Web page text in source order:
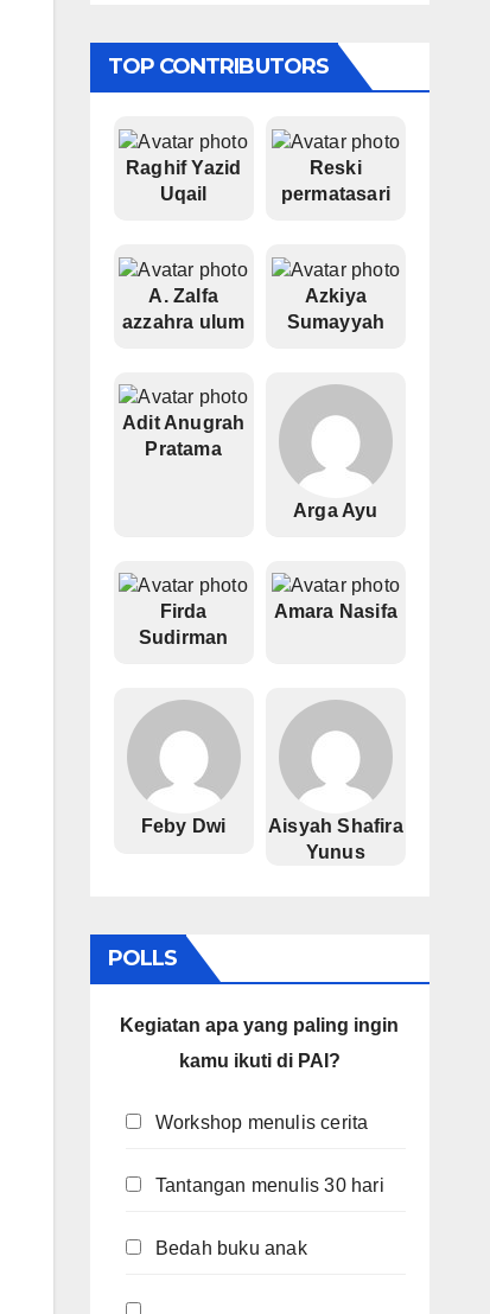
TOP CONTRIBUTORS
Raghif Yazid
Uqail
Reski
permatasari
A. Zalfa
azzahra ulum
Azkiya
Sumayyah
Adit Anugrah
Pratama
Arga Ayu
Firda
Sudirman
Amara Nasifa
Feby Dwi
Aisyah Shafira
Yunus
POLLS
Kegiatan apa yang paling ingin
kamu ikuti di PAI?
Workshop menulis cerita
Tantangan menulis 30 hari
Bedah buku anak